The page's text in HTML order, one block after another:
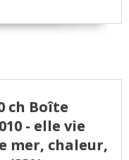
ch Boîte
- elle vie
mer, chaleur,